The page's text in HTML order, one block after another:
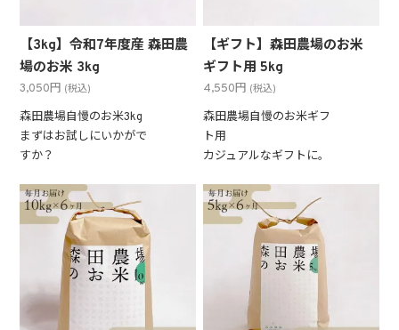
【3kg】令和7年度産 森田農
場のお米 3kg
3,050円 (税込)
森田農場自慢のお米3kg
まずはお試しにいかがで
すか？
【ギフト】森田農場のお米
ギフト用 5kg
4,550円 (税込)
森田農場自慢のお米ギフ
ト用
カジュアルなギフトに。